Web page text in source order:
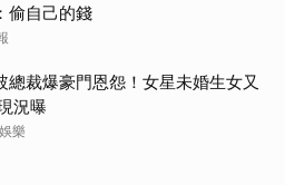
偷自己的錢
總裁爆豪門恩怨！女星未婚生女又
況曝
樂